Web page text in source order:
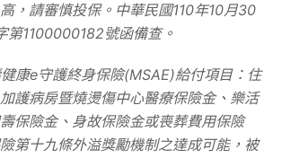
，請審慎投保。中華民國110年10月30
第1100000182號函備查。
康e守護終身保險(MSAE)給付項目：住
護病房暨燒燙傷中心醫療保險金、樂活
保險金、身故保險金或喪葬費用保險
第十九條外溢獎勵機制之達成可能，被